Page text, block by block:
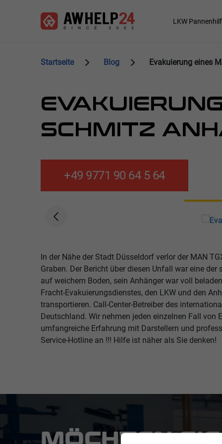
Main
LKW
Startseite Blog Evakuierung eines
SCHMITZ
+49 9771 90 64 5 64
In der Nähe der Stadt Düsseldorf verlor der MAN
Graben. Der Bericht über diesen Unfall war eine
auf weichem Boden, sein Anhänger war voll
Fracht-Evakuierungsdienstes, den LKW und den
transportieren. Call-Center-Betreiber des
Deutschland. Wir nehmen jeden einzelnen Fall
umfangreiche Erfahrung mit Darstellern und
Service-Hotline an !!! Hilfe ist näher als Sie denken!
MÖCHTEN